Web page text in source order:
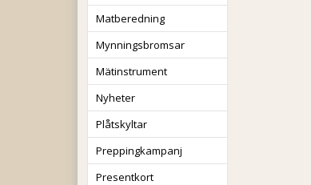
Matberedning
Mynningsbromsar
Mätinstrument
Nyheter
Plåtskyltar
Preppingkampanj
Presentkort